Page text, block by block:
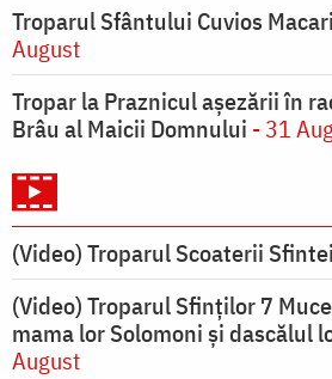
Troparul Sfântului Cuvios
August
Tropar la Praznicul aşezării în
Brâu al Maicii Domnului - 31
(Video) Troparul Scoaterii
(Video) Troparul Sfinților 7
mama lor Solomoni și dascălul
August